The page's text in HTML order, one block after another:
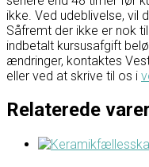
ikke. Ved udeblivelse, vil
Såfremt der ikke er nok
indbetalt kursusafgift
ændringer, kontaktes
eller ved at skrive til os i
Relaterede varer